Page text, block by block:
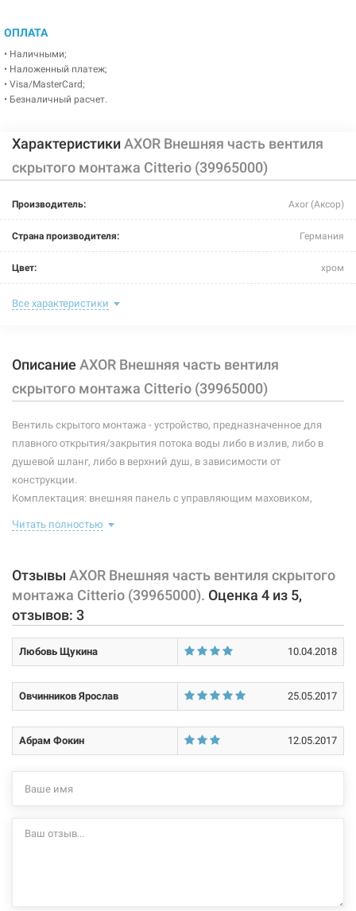
ОПЛАТА
• Наличными;
• Наложенный платеж;
• Visa/MasterCard;
• Безналичный расчет.
ХарактеристикиAXOR Внешняя часть вентиля
скрытого монтажа Citterio (39965000)
Производитель: Axor (Аксор)
Страна производителя: Германия
Цвет: хром
Тип управляющего элемента:
Тип устройства: внешняя часть
Материал корпусных деталей:
Все характеристики
Описание AXOR Внешняя часть вентиля
скрытого монтажа Citterio (39965000)
Вентиль скрытого монтажа - устройство, предназначенное для
плавного открытия/закрытия потока воды либо в излив, либо в
душевой шланг, либо в верхний душ, в зависимости от
конструкции.
Комплектация: внешняя панель с управляющим маховиком,
Поставляется без встроенного механизма (необходимо
16974180, 16970180).
Характеристики и конфигурация изделия, а также комплектация
товара могут изменяться производителем без уведомления. За
внесенные производителем изменения, магазин ответственности
не несет.
Читать полностью
Отзывы AXOR Внешняя часть вентиля скрытого
монтажа Citterio (39965000). Оценка 4 из 5,
отзывов: 3
Любовь Щукина 10.04.2018
Овчинников Ярослав 25.05.2017
Абрам Фокин 12.05.2017